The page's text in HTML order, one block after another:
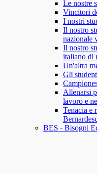
Le nostre
Vincitori
I nostri
Il nostro
nazionale
Il nostro
italiano di
Un'altra
Gli
Allenarsi
lavoro e
Tenacia e
BES - Bisogni